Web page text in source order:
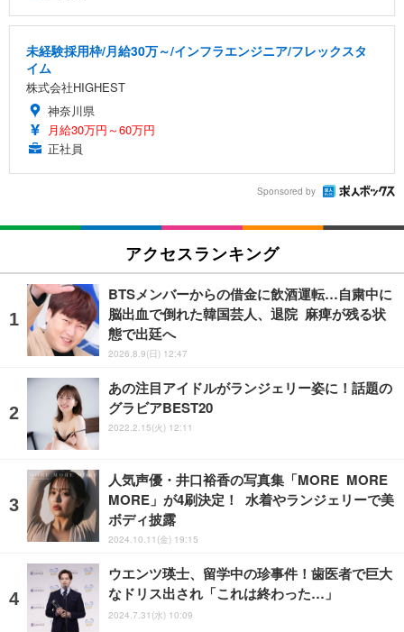
未経験採用枠/月給30万～/インフラエンジニア/フレックスタ
イム
株式会社HIGHEST
神奈川県
月給30万円～60万円
正社員
Sponsored by
アクセスランキング
BTSメンバーからの借金に飲酒運転…自粛中に
脳出血で倒れた韓国芸人、退院 麻痺が残る状
態で出廷へ
2026.8.9(日) 12:47
あの注目アイドルがランジェリー姿に！話題の
グラビアBEST20
2022.2.15(火) 12:11
人気声優・井口裕香の写真集「MORE MORE
MORE」が4刷決定！ 水着やランジェリーで美
ボディ披露
2024.10.11(金) 19:15
ウエンツ瑛士、留学中の珍事件！歯医者で巨大
なドリス出され「これは終わった…」
2024.7.31(水) 10:09